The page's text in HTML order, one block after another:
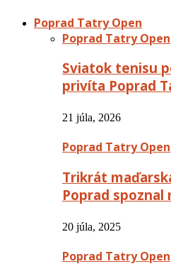
Poprad Tatry Open
Poprad Tatry Open
Sviatok tenisu
privíta Poprad
21 júla, 2026
Poprad Tatry Open
Trikrát
Poprad spoznal
20 júla, 2025
Poprad Tatry Open